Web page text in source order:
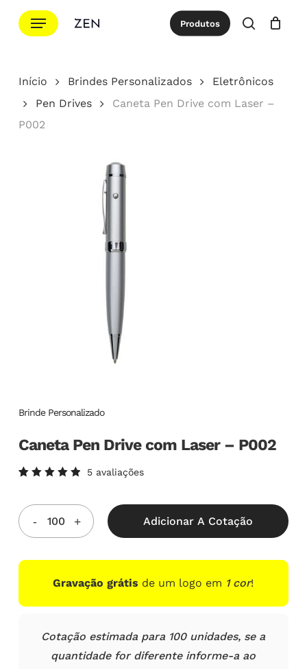
para
principal
Menu Produtos
procurar
Cotação Close
Início Brindes Personalizados
Eletrônicos
Pen Drives
Caneta Pen Drive com Laser –
P002
Brinde Personalizado
Caneta Pen Drive com Laser – P002
5.00de
5, com
baseado
em
clientes
5avaliações
Adicionar A Cotação
Gravação grátis de um logo em 1 cor!
Cotação estimada para 100 unidades, se a
quantidade for diferente informe-a ao